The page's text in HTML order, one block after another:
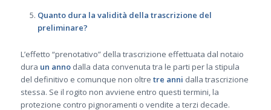
Quanto dura la validità della trascrizione del
preliminare?
L’effetto “prenotativo” della trascrizione effettuata dal notaio
dura un annodalla data convenuta tra le parti per la stipula
del definitivo e comunque non oltre tre anni dalla trascrizione
stessa. Se il rogito non avviene entro questi termini, la
protezione contro pignoramenti o vendite a terzi decade.